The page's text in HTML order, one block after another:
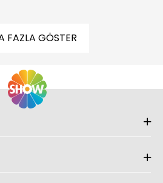
FAZLA GÖSTER